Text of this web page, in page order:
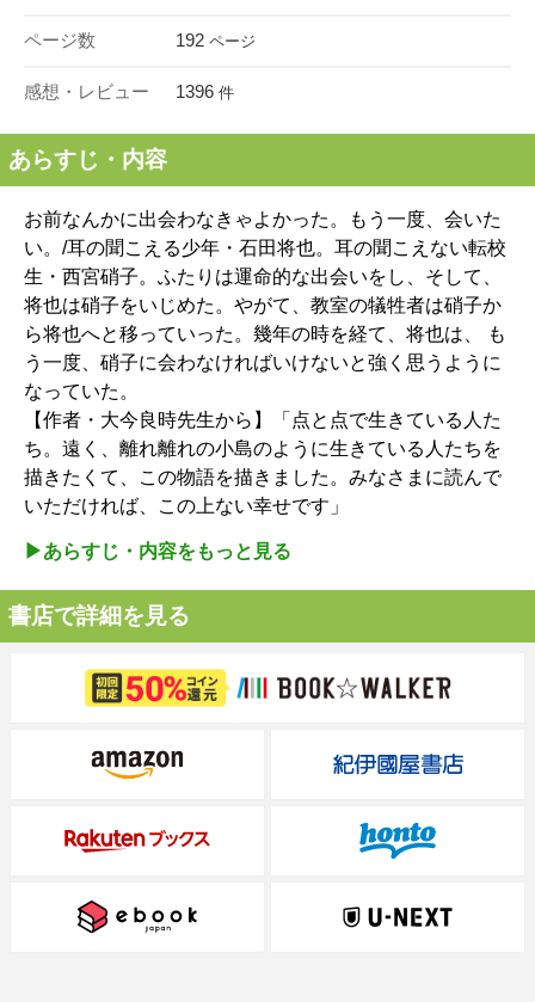
ページ数 192 ページ
感想・レビュー 1396 件
あらすじ・内容
お前なんかに出会わなきゃよかった。もう一度、会いた
い。/耳の聞こえる少年・石田将也。耳の聞こえない転校
生・西宮硝子。ふたりは運命的な出会いをし、そして、
将也は硝子をいじめた。やがて、教室の犠牲者は硝子か
ら将也へと移っていった。幾年の時を経て、将也は、 も
う一度、硝子に会わなければいけないと強く思うように
なっていた。
【作者・大今良時先生から】「点と点で生きている人た
ち。遠く、離れ離れの小島のように生きている人たちを
描きたくて、この物語を描きました。みなさまに読んで
いただければ、この上ない幸せです」
▶︎あらすじ・内容をもっと見る
書店で詳細を見る